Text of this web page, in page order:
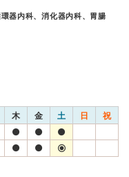
器内科、消化器内科、胃腸
木 金 土 日 祝